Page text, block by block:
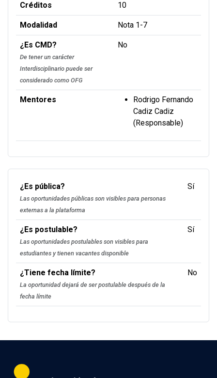
Créditos 10
Modalidad Nota 1-7
¿Es CMD?
De tener un carácter
Interdisciplinario puede ser
considerado como OFG
No
Mentores
Rodrigo Fernando
Cadiz Cadiz
(Responsable)
¿Es pública?
Las oportunidades públicas son visibles para personas
externas a la plataforma
Sí
¿Es postulable?
Las oportunidades postulables son visibles para
estudiantes y tienen vacantes disponible
Sí
¿Tiene fecha límite?
La oportunidad dejará de ser postulable después de la
fecha límite
No